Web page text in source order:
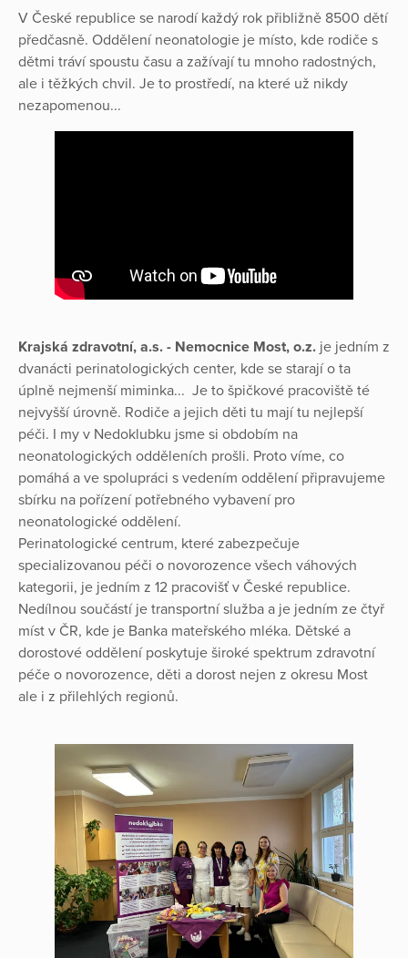
V České republice se narodí každý rok přibližně 8500 dětí
předčasně. Oddělení neonatologie je místo, kde rodiče s
dětmi tráví spoustu času a zažívají tu mnoho radostných,
ale i těžkých chvil. Je to prostředí, na které už nikdy
nezapomenou...
Krajská zdravotní, a.s. - Nemocnice Most, o.z. je jedním z
dvanácti perinatologických center, kde se starají o ta
úplně nejmenší miminka... Je to špičkové pracoviště té
nejvyšší úrovně. Rodiče a jejich děti tu mají tu nejlepší
péči. I my v Nedoklubku jsme si obdobím na
neonatologických odděleních prošli. Proto víme, co
pomáhá a ve spolupráci s vedením oddělení připravujeme
sbírku na pořízení potřebného vybavení pro
neonatologické oddělení.
Perinatologické centrum, které zabezpečuje
specializovanou péči o novorozence všech váhových
kategorii, je jedním z 12 pracovišť v České republice.
Nedílnou součástí je transportní služba a je jedním ze čtyř
míst v ČR, kde je Banka mateřského mléka. Dětské a
dorostové oddělení poskytuje široké spektrum zdravotní
péče o novorozence, děti a dorost nejen z okresu Most
ale i z přilehlých regionů.